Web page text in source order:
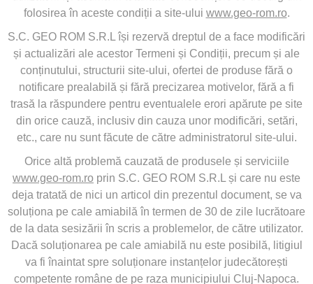
folosirea în aceste condiții a site-ului www.geo-rom.ro.
S.C. GEO ROM S.R.L își rezervă dreptul de a face modificări
și actualizări ale acestor Termeni și Condiții, precum și ale
conținutului, structurii site-ului, ofertei de produse fără o
notificare prealabilă și fără precizarea motivelor, fără a fi
trasă la răspundere pentru eventualele erori apărute pe site
din orice cauză, inclusiv din cauza unor modificări, setări,
etc., care nu sunt făcute de către administratorul site-ului.
Orice altă problemă cauzată de produsele și serviciile
www.geo-rom.ro prin S.C. GEO ROM S.R.L și care nu este
deja tratată de nici un articol din prezentul document, se va
soluționa pe cale amiabilă în termen de 30 de zile lucrătoare
de la data sesizării în scris a problemelor, de către utilizator.
Dacă soluționarea pe cale amiabilă nu este posibilă, litigiul
va fi înaintat spre soluționare instanțelor judecătorești
competente române de pe raza municipiului Cluj-Napoca.